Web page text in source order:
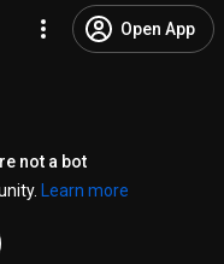
Open App
not a bot
Learn more